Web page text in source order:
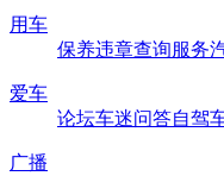
用车
保养违章查询服务
爱车
论坛车迷问答自驾
广播